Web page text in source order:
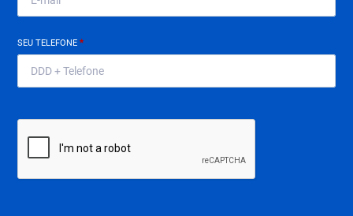
SEU TELEFONE*